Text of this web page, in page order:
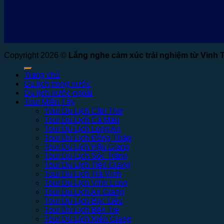
Copyright 2026 © Lắng nghe cảm xúc trải nghiệm từ Vinh
Trang chủ
Du lịch trong nước
Du lịch nước ngoài
Tour Miền Tây
Tour Du Lịch Cần Thơ
Tour Du Lịch Cà Mau
Tour Du Lịch Long An
Tour Du Lịch Đồng Tháp
Tour Du Lịch Hậu Giang
Tour Du Lịch Sóc Trăng
Tour Du Lịch Tiền Giang
Tour Du Lịch Trà Vinh
Tour Du Lịch Vĩnh Long
Tour Du Lịch An Giang
Tour Du Lịch Bạc Liêu
Tour Du Lịch Bến Tre
Tour Du Lịch Kiên Giang